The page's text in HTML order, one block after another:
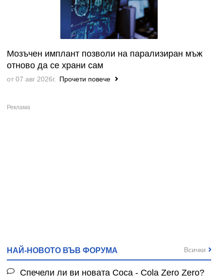
Мозъчен имплант позволи на парализиран мъж
отново да се храни сам
от 07 авг 2026г. Прочети повече
НАЙ-НОВОТО ВЪВ ФОРУМА
Спечели ли ви новата Coca - Cola Zero Zero?
Всички